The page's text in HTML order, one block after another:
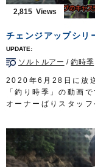
オーナーばり
http://
2,815
ソルトルアー /釣時季
2020年6月28日に放
「釣り時季」の動画で
オーナーばりスタッ
セオリー道理の釣り
下にもかかわらず、
ングで次々に良型マ
す。